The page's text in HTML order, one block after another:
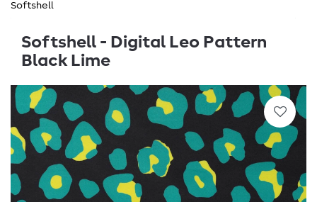
Softshell
Softshell - Digital Leo Pattern
Black Lime